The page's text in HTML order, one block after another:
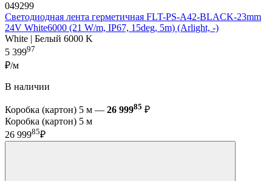
049299
Светодиодная лента герметичная FLT-PS-A42-BLACK-23mm
24V White6000 (21 W/m, IP67, 15deg, 5m) (Arlight, -)
White | Белый 6000 K
5 39997
₽/м
В наличии
Коробка (картон) 5 м — 26 99985 ₽
Коробка (картон) 5 м
26 99985₽